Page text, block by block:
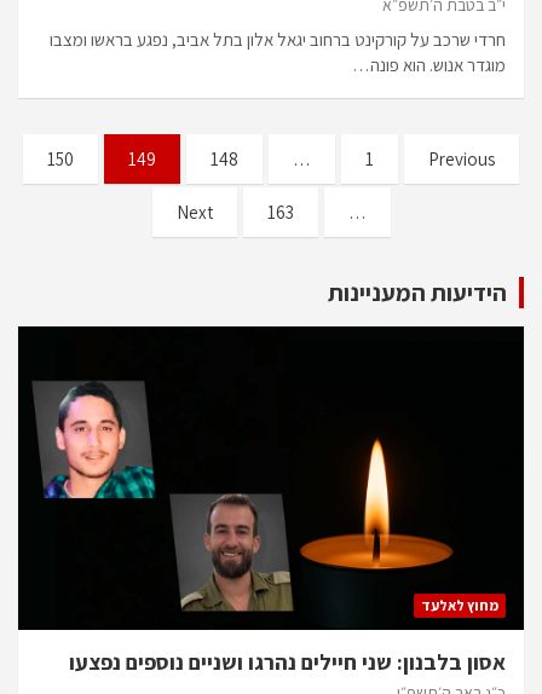
י״ב בטבת ה׳תשפ״א
חרדי שרכב על קורקינט ברחוב יגאל אלון בתל אביב, נפגע בראשו ומצבו
מוגדר אנוש. הוא פונה…
Posts
pagination
Previous
1
…
148
149
150
…
163
Next
הידיעות המעניינות
מחוץ לאלעד
אסון בלבנון: שני חיילים נהרגו ושניים נוספים נפצעו